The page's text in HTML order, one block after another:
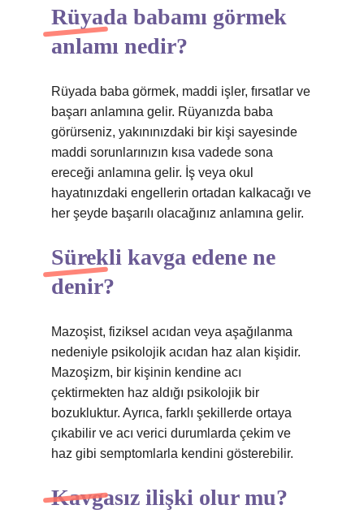
Rüyada babamı görmek
anlamı nedir?
Rüyada baba görmek, maddi işler, fırsatlar ve
başarı anlamına gelir. Rüyanızda baba
görürseniz, yakınınızdaki bir kişi sayesinde
maddi sorunlarınızın kısa vadede sona
ereceği anlamına gelir. İş veya okul
hayatınızdaki engellerin ortadan kalkacağı ve
her şeyde başarılı olacağınız anlamına gelir.
Sürekli kavga edene ne
denir?
Mazoşist, fiziksel acıdan veya aşağılanma
nedeniyle psikolojik acıdan haz alan kişidir.
Mazoşizm, bir kişinin kendine acı
çektirmekten haz aldığı psikolojik bir
bozukluktur. Ayrıca, farklı şekillerde ortaya
çıkabilir ve acı verici durumlarda çekim ve
haz gibi semptomlarla kendini gösterebilir.
Kavgasız ilişki olur mu?